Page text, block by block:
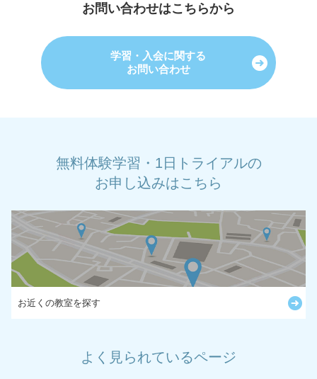
お問い合わせはこちらから
学習・入会に関する
お問い合わせ
無料体験学習・1日トライアルの
お申し込みはこちら
お近くの教室を探す
よく見られているページ